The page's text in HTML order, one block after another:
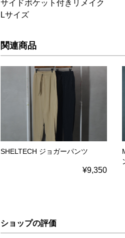
サイドポケット付きリメイク
Lサイズ
関連商品
SHELTECH ジョガーパンツ
¥9,350
ショップの評価